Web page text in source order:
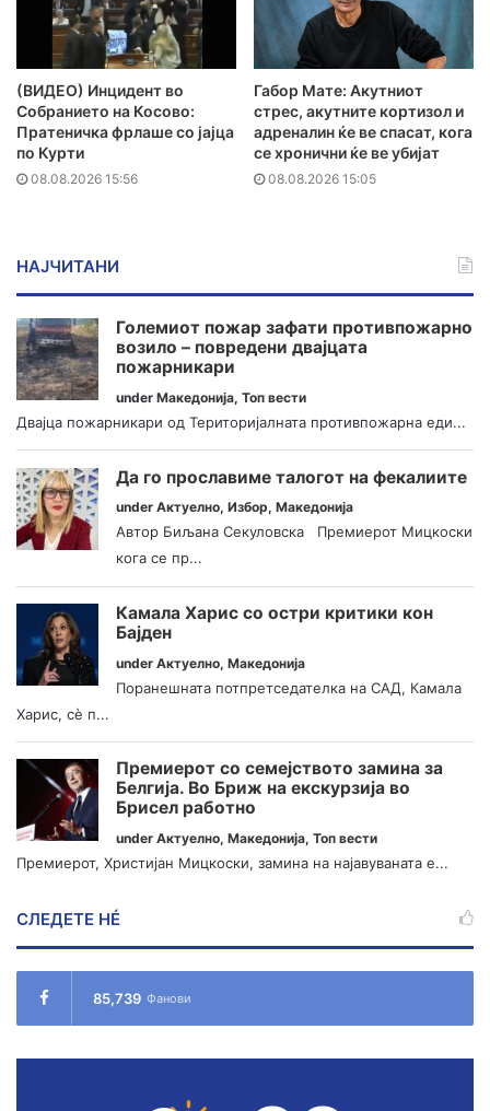
(ВИДЕО) Инцидент во
Собранието на Косово:
Пратеничка фрлаше со јајца
по Курти
08.08.2026 15:56
Габор Мате: Акутниот
стрес, акутните кортизол и
адреналин ќе ве спасат, кога
се хронични ќе ве убијат
08.08.2026 15:05
НАЈЧИТАНИ
Големиот пожар зафати противпожарно
возило – повредени двајцата
пожарникари
under Македонија, Топ вести
Двајца пожарникари од Територијалната противпожарна еди...
Да го прославиме талогот на фекалиите
under Актуелно, Избор, Македонија
Автор Биљана Секуловска Премиерот Мицкоски
кога се пр...
Камала Харис со остри критики кон
Бајден
under Актуелно, Македонија
Поранешната потпретседателка на САД, Камала
Харис, сè п...
Премиерот со семејството замина за
Белгија. Во Бриж на екскурзија во
Брисел работно
under Актуелно, Македонија, Топ вести
Премиерот, Христијан Мицкоски, замина на најавуваната е...
СЛЕДЕТЕ НÉ
85,739 Фанови